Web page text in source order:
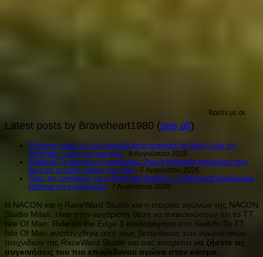
Βρείτε με σε
Latest posts by Braveheart1980 (see all)
Ο Bowser κάνει την πιο απροσδόκητη εμφάνιση σε Mario τίτλο της
Nintendo – Δείτε πού και πότε - 8 Αυγούστου 2026
[Editorial] Το τίμημα της νοσταλγίας: Όταν η Nintendo προκάλεσε τους
fans της με 100+ τίτλους του ’90s - 7 Αυγούστου 2026
Τέλος της αναμονής για το Minecraft Switch 2 – Η Microsoft ανακοινώνει
επίσημα την κυκλοφορία - 7 Αυγούστου 2026
Η NACON και η RaceWard Studio και η εταιρεία αγώνων της NACON
Studio Milan, είναι στην ευχάριστη θέση να ανακοινώσουν ότι το TT
Isle Of Man: Ride on the Edge 3 κυκλοφόρησε στο Switch. Το TT
Isle Of Man αναπτύχθηκε από τους βετεράνους των αγωνιστικών
παιχνιδιών της RaceWard Studio και σας επιτρέπει να ζήσετε τις
συγκινήσεις του πιο επικίνδυνου αγώνα στον κόσμο.